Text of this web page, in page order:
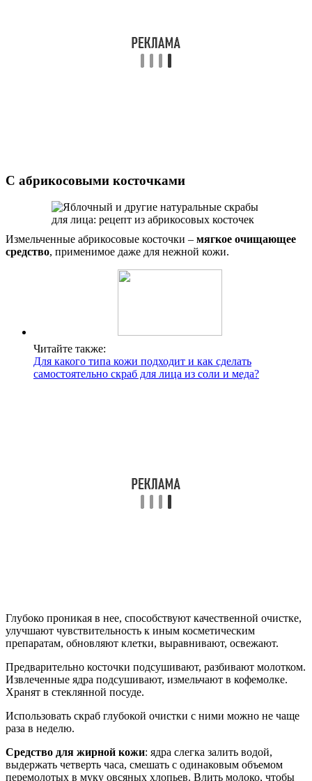
С абрикосовыми косточками
Измельченные абрикосовые косточки – мягкое очищающее
средство, применимое даже для нежной кожи.
Читайте также:
Для какого типа кожи подходит и как сделать
самостоятельно скраб для лица из соли и меда?
Глубоко проникая в нее, способствуют качественной очистке,
улучшают чувствительность к иным косметическим
препаратам, обновляют клетки, выравнивают, освежают.
Предварительно косточки подсушивают, разбивают молотком.
Извлеченные ядра подсушивают, измельчают в кофемолке.
Хранят в стеклянной посуде.
Использовать скраб глубокой очистки с ними можно не чаще
раза в неделю.
Средство для жирной кожи: ядра слегка залить водой,
выдержать четверть часа, смешать с одинаковым объемом
перемолотых в муку овсяных хлопьев. Влить молоко, чтобы